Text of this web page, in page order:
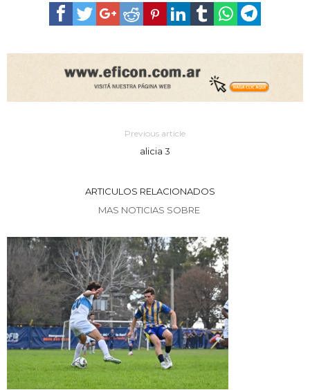
Previous article
alicia 3
ARTICULOS RELACIONADOS
MAS NOTICIAS SOBRE